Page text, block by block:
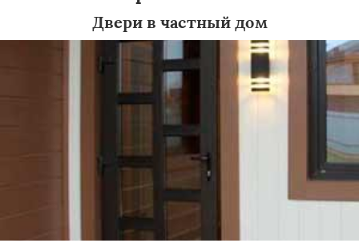
Двери в частный дом